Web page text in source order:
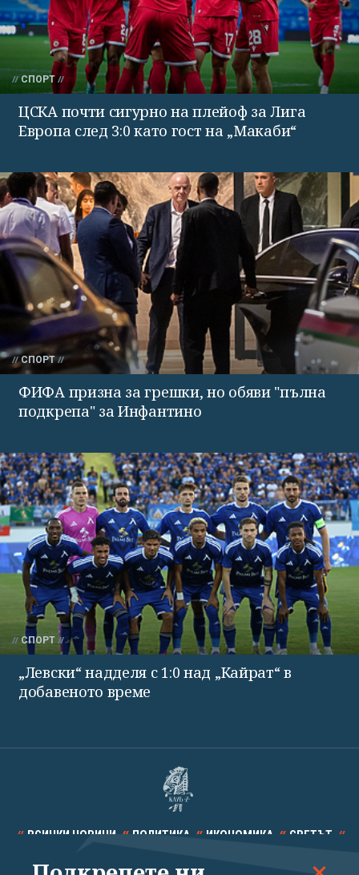
СПОРТ
ЦСКА почти сигурно на плейоф за Лига
Европа след 3:0 като гост на „Макаби“
СПОРТ
ФИФА призна за грешки, но обяви "пълна
подкрепа" за Инфантино
СПОРТ
„Левски“ надделя с 1:0 над „Кайрат“ в
добавеното време
ВСИЧКИ НОВИНИ ПОЛИТИКА ИКОНОМИКА СВЕТЪТ
СПОРТ КУЛТУРА ТЕХНОЛОГИИ КАЛЕЙДОСКОП